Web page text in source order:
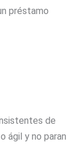
préstamo
de
ágil y no paran